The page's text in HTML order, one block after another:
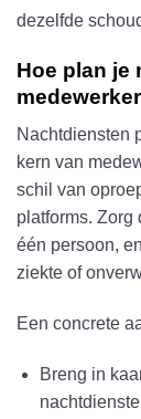
dezelfde
Hoe plan je
Nachtdiensten
kern van
schil van
platforms. Zorg
één persoon,
ziekte of
Een concrete
Breng in